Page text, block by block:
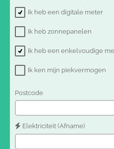
Ik heb een digitale meter
Ik heb zonnepanelen
Ik heb een enkelvoudige
Ik ken mijn piekvermogen
Postcode
Elektriciteit (Afname)